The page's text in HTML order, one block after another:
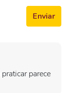
Enviar
parece